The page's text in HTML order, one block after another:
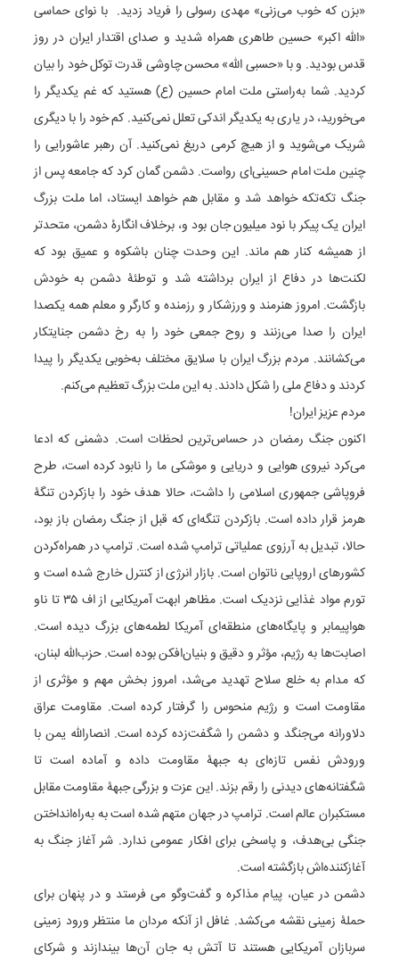
«بزن که خوب می‌زنی» مهدی رسولی را فریاد زدید. با نوای حماسی
«الله اکبر» حسین طاهری همراه شدید و صدای اقتدار ایران در روز
قدس بودید. و با «حسبی الله» محسن چاوشی قدرت توکل خود را بیان
کردید. شما به‌راستی ملت امام حسین (ع) هستید که غم یکدیگر را
می‌خورید، در یاری به یکدیگر اندکی تعلل نمی‌کنید. کم خود را با دیگری
شریک می‌شوید و از هیچ کرمی دریغ نمی‌کنید. آن رهبر عاشورایی را
چنین ملت امام حسینی‌ای رواست. دشمن گمان کرد که جامعه پس از
جنگ تکه‌تکه خواهد شد و مقابل هم خواهد ایستاد، اما ملت بزرگ
ایران یک پیکر با نود میلیون جان بود و، برخلاف انگارۀ دشمن، متحدتر
از همیشه کنار هم ماند. این وحدت چنان باشکوه و عمیق بود که
لکنت‌ها در دفاع از ایران برداشته شد و توطئۀ دشمن به خودش
بازگشت. امروز هنرمند و ورزشکار و رزمنده و کارگر و معلم همه یکصدا
ایران را صدا می‌زنند و روح جمعی خود را به رخ دشمن جنایتکار
می‌کشانند. مردم بزرگ ایران با سلایق مختلف به‌خوبی یکدیگر را پیدا
کردند و دفاع ملی را شکل دادند. به این ملت بزرگ تعظیم می‌کنم.
مردم عزیز ایران!
اکنون جنگ رمضان در حساس‌ترین لحظات است. دشمنی که ادعا
می‌کرد نیروی هوایی و دریایی و موشکی ما را نابود کرده است، طرح
فروپاشی جمهوری اسلامی را داشت، حالا هدف خود را بازکردن تنگۀ
هرمز قرار داده است. بازکردن تنگه‌ای که قبل از جنگ رمضان باز بود،
حالا، تبدیل به آرزوی عملیاتی ترامپ شده است. ترامپ در همراه‌کردن
کشورهای اروپایی ناتوان است. بازار انرژی از کنترل خارج شده است و
تورم مواد غذایی نزدیک است. مظاهر ابهت آمریکایی از اف ۳۵ تا ناو
هواپیمابر و پایگاه‌های منطقه‌ای آمریکا لطمه‌های بزرگ دیده است.
اصابت‌ها به رژیم، مؤثر و دقیق و بنیان‌افکن بوده است. حزب‌الله لبنان،
که مدام به خلع سلاح تهدید می‌شد، امروز بخش مهم و مؤثری از
مقاومت است و رژیم منحوس را گرفتار کرده است. مقاومت عراق
دلاورانه می‌جنگد و دشمن را شگفت‌زده کرده است. انصارالله یمن با
ورودش نفس تازه‌ای به جبهۀ مقاومت داده و آماده است تا
شگفتانه‌های دیدنی را رقم بزند. این عزت و بزرگی جبهۀ مقاومت مقابل
مستکبران عالم است. ترامپ در جهان متهم شده است به به‌راه‌انداختن
جنگی بی‌هدف، و پاسخی برای افکار عمومی ندارد. شر آغاز جنگ به
آغازکننده‌اش بازگشته است.
دشمن در عیان، پیام مذاکره و گفت‌وگو می فرستد و در پنهان برای
حملۀ زمینی نقشه می‌کشد. غافل از آنکه مردان ما منتظر ورود زمینی
سربازان آمریکایی هستند تا آتش به جان آن‌ها بیندازند و شرکای